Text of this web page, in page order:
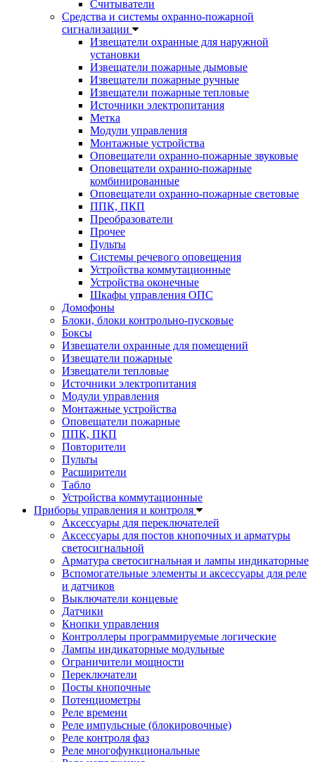
Считыватели
Средства и системы охранно-пожарной
сигнализации
Извещатели охранные для наружной
установки
Извещатели пожарные дымовые
Извещатели пожарные ручные
Извещатели пожарные тепловые
Источники электропитания
Метка
Модули управления
Монтажные устройства
Оповещатели охранно-пожарные звуковые
Оповещатели охранно-пожарные
комбинированные
Оповещатели охранно-пожарные световые
ППК, ПКП
Преобразователи
Прочее
Пульты
Системы речевого оповещения
Устройства коммутационные
Устройства оконечные
Шкафы управления ОПС
Домофоны
Блоки, блоки контрольно-пусковые
Боксы
Извещатели охранные для помещений
Извещатели пожарные
Извещатели тепловые
Источники электропитания
Модули управления
Монтажные устройства
Оповещатели пожарные
ППК, ПКП
Повторители
Пульты
Расширители
Табло
Устройства коммутационные
Приборы управления и контроля
Аксессуары для переключателей
Аксессуары для постов кнопочных и арматуры
светосигнальной
Арматура светосигнальная и лампы индикаторные
Вспомогательные элементы и аксессуары для реле
и датчиков
Выключатели концевые
Датчики
Кнопки управления
Контроллеры программируемые логические
Лампы индикаторные модульные
Ограничители мощности
Переключатели
Посты кнопочные
Потенциометры
Реле времени
Реле импульсные (блокировочные)
Реле контроля фаз
Реле многофункциональные